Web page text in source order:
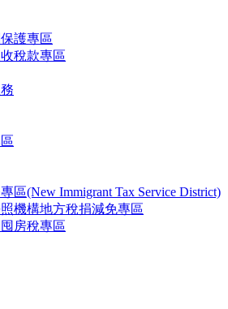
護專區
稅款專區
區(New Immigrant Tax Service District)
機構地方稅捐減免專區
房稅專區